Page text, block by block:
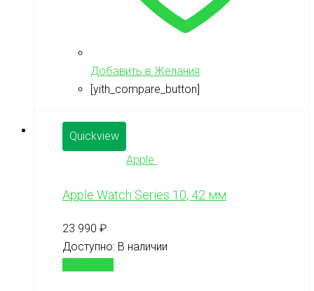
Добавить в Желания
[yith_compare_button]
Quickview
Apple
Apple Watch Series 10, 42 мм
23 990 ₽
Доступно: В наличии